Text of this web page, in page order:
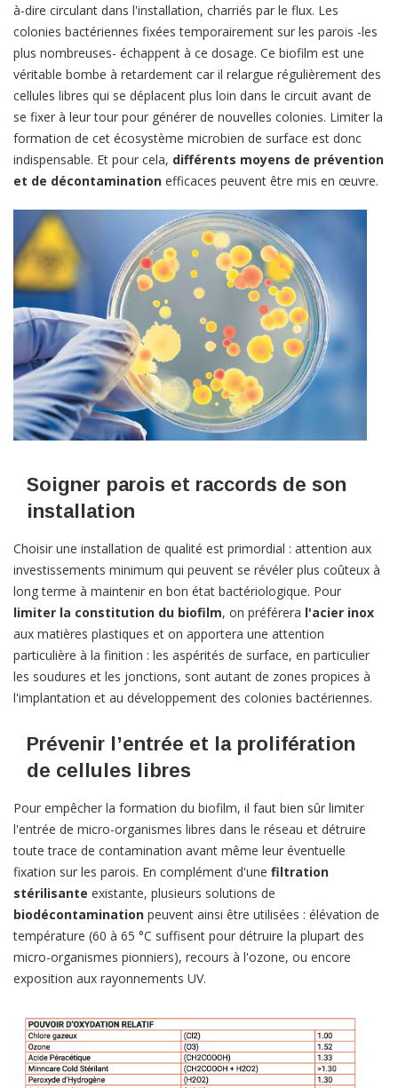
à-dire circulant dans l'installation, charriés par le flux. Les
colonies bactériennes fixées temporairement sur les parois -les
plus nombreuses- échappent à ce dosage. Ce biofilm est une
véritable bombe à retardement car il relargue régulièrement des
cellules libres qui se déplacent plus loin dans le circuit avant de
se fixer à leur tour pour générer de nouvelles colonies. Limiter la
formation de cet écosystème microbien de surface est donc
indispensable. Et pour cela, différents moyens de prévention
et de décontamination efficaces peuvent être mis en œuvre.
Soigner parois et raccords de son
installation
Choisir une installation de qualité est primordial : attention aux
investissements minimum qui peuvent se révéler plus coûteux à
long terme à maintenir en bon état bactériologique. Pour
limiter la constitution du biofilm, on préférera l'acier inox
aux matières plastiques et on apportera une attention
particulière à la finition : les aspérités de surface, en particulier
les soudures et les jonctions, sont autant de zones propices à
l'implantation et au développement des colonies bactériennes.
Prévenir l’entrée et la prolifération
de cellules libres
Pour empêcher la formation du biofilm, il faut bien sûr limiter
l'entrée de micro-organismes libres dans le réseau et détruire
toute trace de contamination avant même leur éventuelle
fixation sur les parois. En complément d'une filtration
stérilisante existante, plusieurs solutions de
biodécontamination peuvent ainsi être utilisées : élévation de
température (60 à 65 °C suffisent pour détruire la plupart des
micro-organismes pionniers), recours à l'ozone, ou encore
exposition aux rayonnements UV.